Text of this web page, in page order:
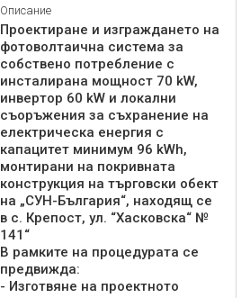
Описание
Проектиране и изграждането на
фотоволтаична система за
собствено потребление с
инсталирана мощност 70 kW,
инвертор 60 kW и локални
съоръжения за съхранение на
електрическа енергия с
капацитет минимум 96 kWh,
монтирани на покривната
конструкция на търговски обект
на „СУН-България“, находящ се
в с. Крепост, ул. “Хасковска“ №
141“
В рамките на процедурата се
предвижда:
- Изготвяне на проектното